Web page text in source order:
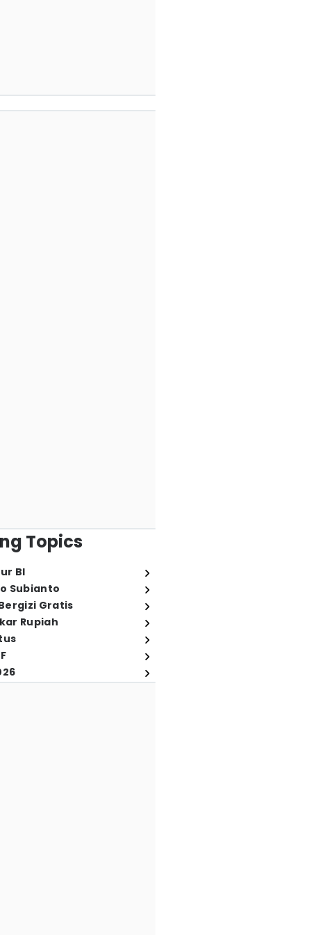
Topics
BI
Subianto
Gratis
Rupiah